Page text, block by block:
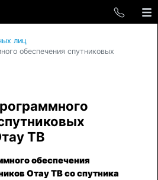
лиц
обеспечения спутниковых
ТВ
обеспечения
Отау ТВ со спутника